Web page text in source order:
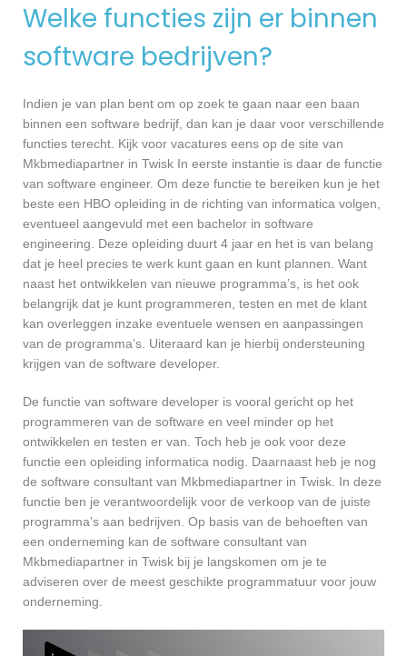
Welke functies zijn er binnen
software bedrijven?
Indien je van plan bent om op zoek te gaan naar een baan
binnen een software bedrijf, dan kan je daar voor verschillende
functies terecht. Kijk voor vacatures eens op de site van
Mkbmediapartner in Twisk In eerste instantie is daar de functie
van software engineer. Om deze functie te bereiken kun je het
beste een HBO opleiding in de richting van informatica volgen,
eventueel aangevuld met een bachelor in software
engineering. Deze opleiding duurt 4 jaar en het is van belang
dat je heel precies te werk kunt gaan en kunt plannen. Want
naast het ontwikkelen van nieuwe programma’s, is het ook
belangrijk dat je kunt programmeren, testen en met de klant
kan overleggen inzake eventuele wensen en aanpassingen
van de programma’s. Uiteraard kan je hierbij ondersteuning
krijgen van de software developer.
De functie van software developer is vooral gericht op het
programmeren van de software en veel minder op het
ontwikkelen en testen er van. Toch heb je ook voor deze
functie een opleiding informatica nodig. Daarnaast heb je nog
de software consultant van Mkbmediapartner in Twisk. In deze
functie ben je verantwoordelijk voor de verkoop van de juiste
programma’s aan bedrijven. Op basis van de behoeften van
een onderneming kan de software consultant van
Mkbmediapartner in Twisk bij je langskomen om je te
adviseren over de meest geschikte programmatuur voor jouw
onderneming.